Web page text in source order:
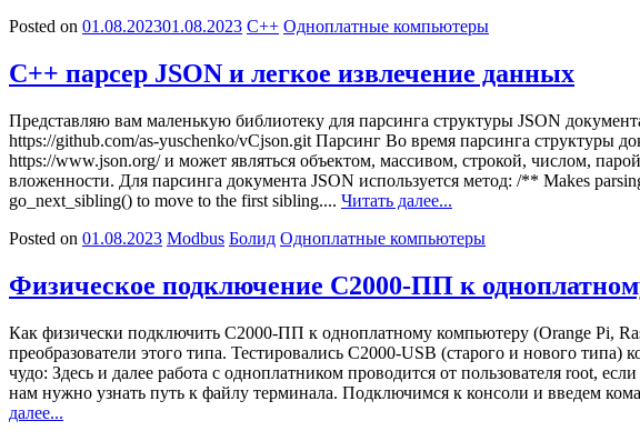
Posted on 01.08.202301.08.2023 C++ Одноплатные компьютеры
C++ парсер JSON и легкое извлечение данных
Представляю вам маленькую библиотеку для парсинга структуры JSON
https://github.com/as-yuschenko/vCjson.git Парсинг Во время парсинга структуры
https://www.json.org/ и может являться объектом, массивом, строкой, числом,
вложенности. Для парсинга документа JSON используется метод: /** Makes
go_next_sibling() to move to the first sibling.... Читать далее...
Posted on 01.08.2023 Modbus Болид Одноплатные компьютеры
Физическое подключение С2000-ПП к
Как физически подключить С2000-ПП к одноплатному компьютеру (Orange Pi,
преобразователи этого типа. Тестировались C2000-USB (старого и нового
чудо: Здесь и далее работа с одноплатником проводится от пользователя root,
нам нужно узнать путь к файлу терминала. Подключимся к консоли и введем
далее...